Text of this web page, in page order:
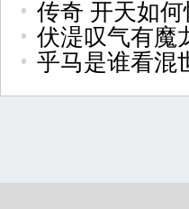
传奇 开天如
伏湜叹气有魔
乎马是谁看混